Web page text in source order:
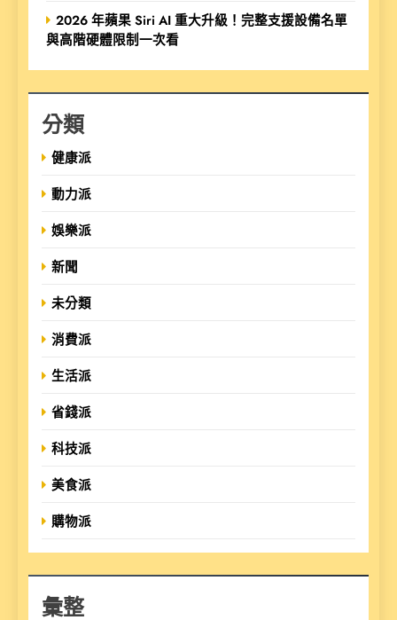
2026 年蘋果 Siri AI 重大升級！完整支援設備名單
與高階硬體限制一次看
分類
健康派
動力派
娛樂派
新聞
未分類
消費派
生活派
省錢派
科技派
美食派
購物派
彙整